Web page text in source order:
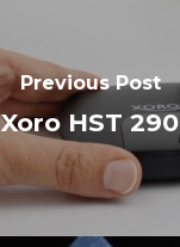
Previous Post
Xoro HST 290